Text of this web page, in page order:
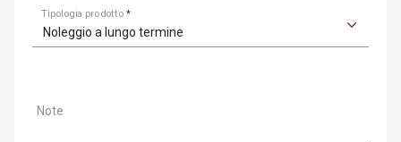
Tipologia prodotto*
Noleggio a lungo termine
Note